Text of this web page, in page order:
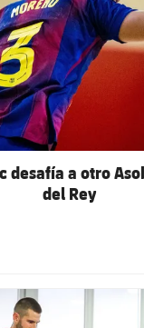
desafía a otro
del Rey